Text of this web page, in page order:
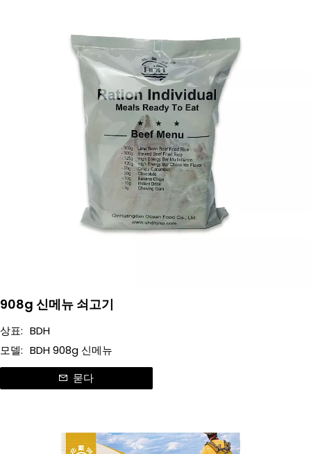
908g 신메뉴 쇠고기
상표: BDH
모델: BDH 908g 신메뉴
묻다